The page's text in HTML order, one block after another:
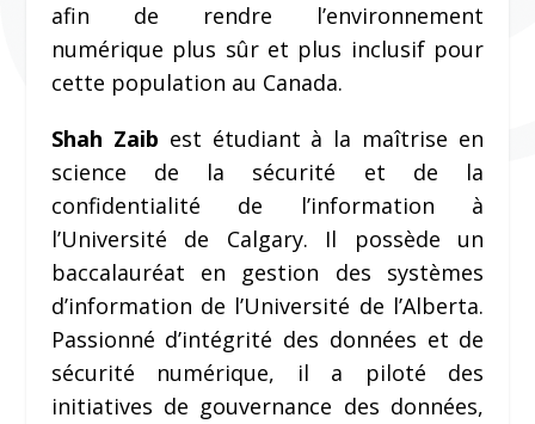
afin de rendre l’environnement
numérique plus sûr et plus inclusif pour
cette population au Canada.
Shah Zaib est étudiant à la maîtrise en
science de la sécurité et de la
confidentialité de l’information à
l’Université de Calgary. Il possède un
baccalauréat en gestion des systèmes
d’information de l’Université de l’Alberta.
Passionné d’intégrité des données et de
sécurité numérique, il a piloté des
initiatives de gouvernance des données,